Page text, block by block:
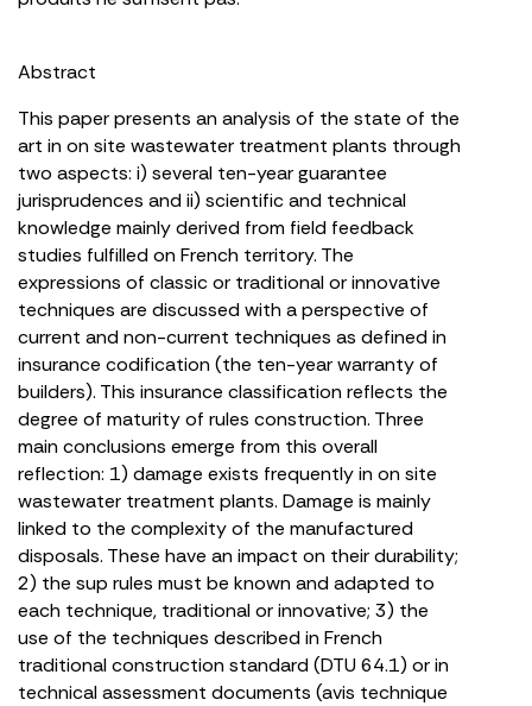
Abstract
This paper presents an analysis of the state of the
art in on site wastewater treatment plants through
two aspects: i) several ten-year guarantee
jurisprudences and ii) scientific and technical
knowledge mainly derived from field feedback
studies fulfilled on French territory. The
expressions of classic or traditional or innovative
techniques are discussed with a perspective of
current and non-current techniques as defined in
insurance codification (the ten-year warranty of
builders). This insurance classification reflects the
degree of maturity of rules construction. Three
main conclusions emerge from this overall
reflection: 1) damage exists frequently in on site
wastewater treatment plants. Damage is mainly
linked to the complexity of the manufactured
disposals. These have an impact on their durability;
2) the sup rules must be known and adapted to
each technique, traditional or innovative; 3) the
use of the techniques described in French
traditional construction standard (DTU 64.1) or in
technical assessment documents (avis technique